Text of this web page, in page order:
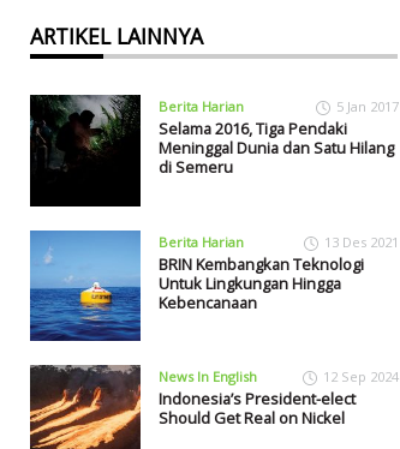
ARTIKEL LAINNYA
Berita Harian 5 Jan 2017
Selama 2016, Tiga Pendaki
Meninggal Dunia dan Satu Hilang
di Semeru
Berita Harian 13 Des 2021
BRIN Kembangkan Teknologi
Untuk Lingkungan Hingga
Kebencanaan
News In English 12 Sep 2024
Indonesia’s President-elect
Should Get Real on Nickel